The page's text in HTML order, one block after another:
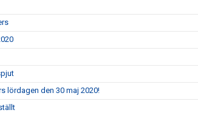
lördagen den 30 maj 2020!